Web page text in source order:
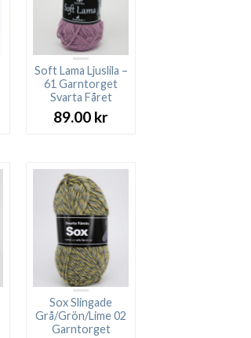
Soft Lama Ljuslila –
61 Garntorget
Svarta Fåret
89.00 kr
Sox Slingade
Grå/Grön/Lime 02
Garntorget